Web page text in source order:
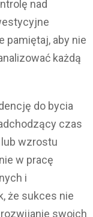
nad
pamiętaj, aby nie
każdą
do bycia
czas
wzrostu
w pracę
i
że sukces nie
swoich